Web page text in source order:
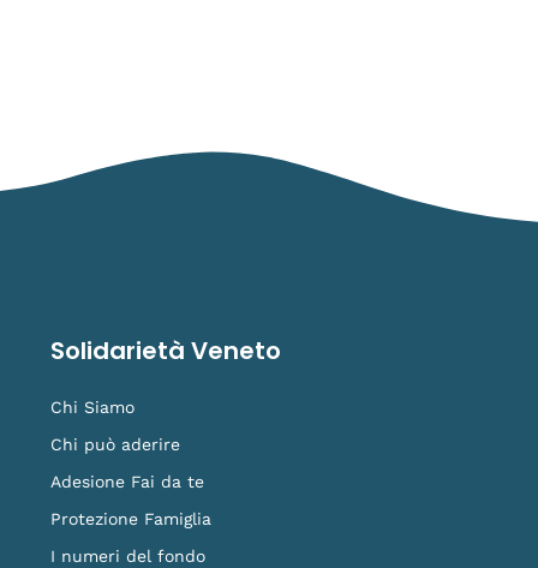
Solidarietà Veneto
Chi Siamo
Chi può aderire
Adesione Fai da te
Protezione Famiglia
I numeri del fondo